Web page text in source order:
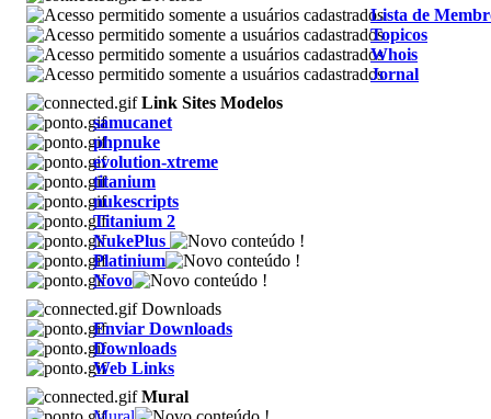
Lista de
Topicos
Whois
Jornal
Link Sites Modelos
samucanet
phpnuke
evolution-xtreme
titanium
nukescripts
Titanium 2
NukePlus
Platinium
Novo
Downloads
Enviar Downloads
Downloads
Web Links
Mural